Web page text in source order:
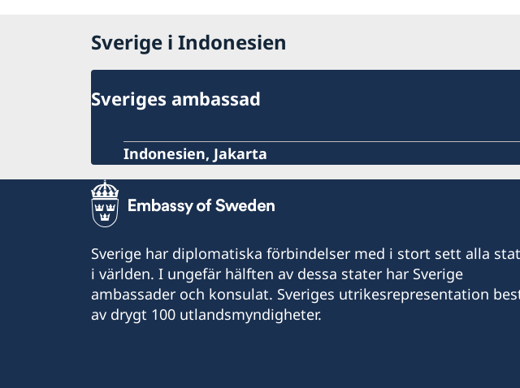
Sverige i Indonesien
Sveriges ambassad
Indonesien, Jakarta
Sverige har diplomatiska förbindelser med i stort sett alla
i världen. I ungefär hälften av dessa stater har Sverige
ambassader och konsulat. Sveriges utrikesrepresentation
av drygt 100 utlandsmyndigheter.